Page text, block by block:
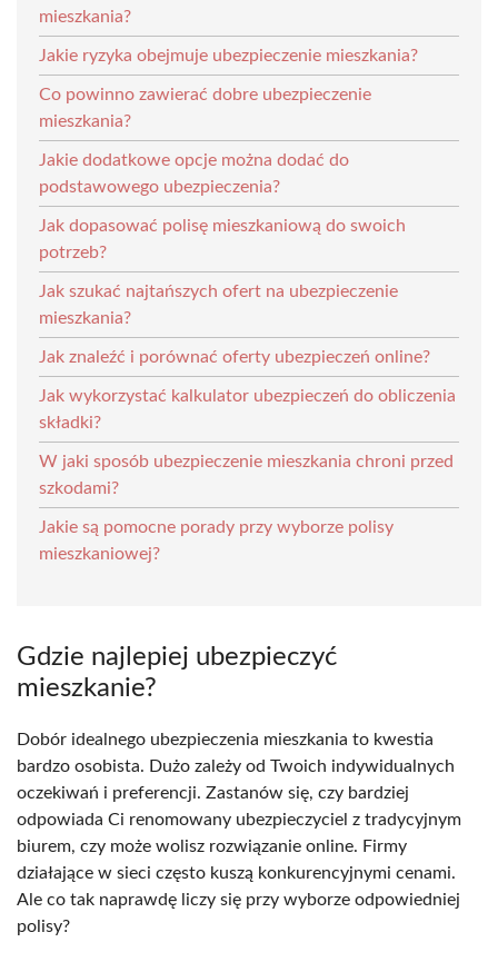
mieszkania?
Jakie ryzyka obejmuje ubezpieczenie mieszkania?
Co powinno zawierać dobre ubezpieczenie
mieszkania?
Jakie dodatkowe opcje można dodać do
podstawowego ubezpieczenia?
Jak dopasować polisę mieszkaniową do swoich
potrzeb?
Jak szukać najtańszych ofert na ubezpieczenie
mieszkania?
Jak znaleźć i porównać oferty ubezpieczeń online?
Jak wykorzystać kalkulator ubezpieczeń do obliczenia
składki?
W jaki sposób ubezpieczenie mieszkania chroni przed
szkodami?
Jakie są pomocne porady przy wyborze polisy
mieszkaniowej?
Gdzie najlepiej ubezpieczyć
mieszkanie?
Dobór idealnego ubezpieczenia mieszkania to kwestia
bardzo osobista. Dużo zależy od Twoich indywidualnych
oczekiwań i preferencji. Zastanów się, czy bardziej
odpowiada Ci renomowany ubezpieczyciel z tradycyjnym
biurem, czy może wolisz rozwiązanie online. Firmy
działające w sieci często kuszą konkurencyjnymi cenami.
Ale co tak naprawdę liczy się przy wyborze odpowiedniej
polisy?